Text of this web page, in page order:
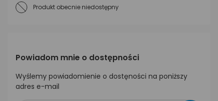
Produkt obecnie niedostępny
Powiadom mnie o dostępności
Wyślemy powiadomienie o dostęności na poniższy
adres e-mail